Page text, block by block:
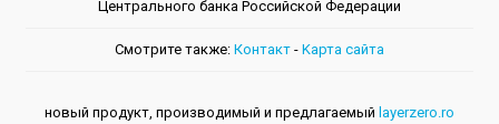
Центрального банкa Российской Федерации
Смотрите также: Контакт - Kарта сайта
новый продукт, производимый и предлагаемый layerzero.ro